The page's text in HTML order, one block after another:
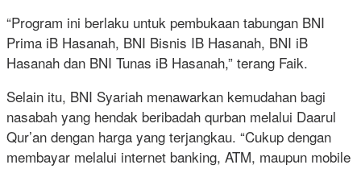
“Program ini berlaku untuk pembukaan tabungan BNI
Prima iB Hasanah, BNI Bisnis IB Hasanah, BNI iB
Hasanah dan BNI Tunas iB Hasanah,” terang Faik.
Selain itu, BNI Syariah menawarkan kemudahan bagi
nasabah yang hendak beribadah qurban melalui Daarul
Qur’an dengan harga yang terjangkau. “Cukup dengan
membayar melalui internet banking, ATM, maupun mobile